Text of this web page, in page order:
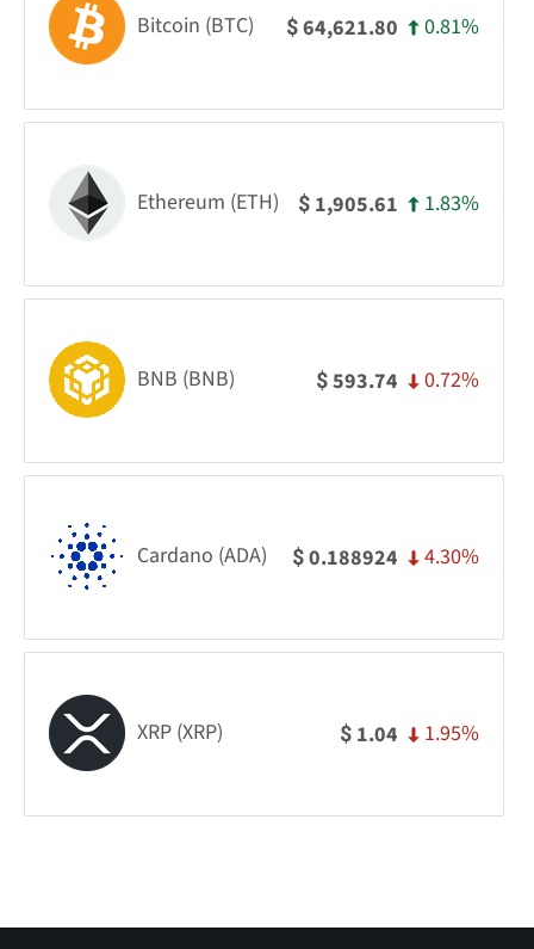
Bitcoin (BTC) $64,621.80 0.81%
Ethereum (ETH) $ 1,905.61 1.83%
BNB (BNB) $593.74 0.72%
Cardano (ADA) $0.188924 4.30%
XRP (XRP) $ 1.04 1.95%